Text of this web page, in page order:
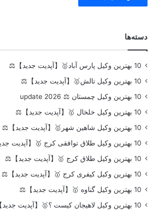
دسته‌ها
10 بهترین وکیل پارس آباد🥇【آپدیت جدید】⚖️
10 بهترین وکیل تالش🥇【آپدیت جدید】⚖️
10 بهترین وکیل چمستان ⚖️ update 2026
10 بهترین وکیل خلخال 🥇【آپدیت جدید】⚖️
10 بهترین وکیل شاهین شهر🥇【آپدیت جدید】⚖️
10 بهترین وکیل طلاق توافقی کرج 🥇【آپدیت جدید】⚖️
10 بهترین وکیل طلاق کرج 🥇【آپدیت جدید】⚖️
10 بهترین وکیل کیفری کرج 🥇【آپدیت جدید】⚖️
10 بهترین وکیل گناوه 🥇【آپدیت جدید】⚖️
10 بهترین وکیل لاهیجان کیست ؟🥇【آپدیت جدید】⚖️